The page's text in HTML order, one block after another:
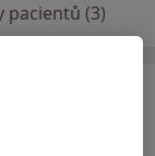
pacientů (3)
k dispozici